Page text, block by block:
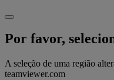
Por favor,
A seleção de uma região
teamviewer.com